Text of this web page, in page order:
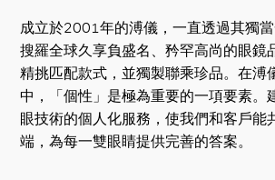
成立於2001年的溥儀，一直透過其獨當
搜羅全球久享負盛名、矜罕高尚的眼鏡
精挑匹配款式，並獨製聯乘珍品。在溥
中，「個性」是極為重要的一項要素。
眼技術的個人化服務，使我們和客戶能
端，為每一雙眼睛提供完善的答案。